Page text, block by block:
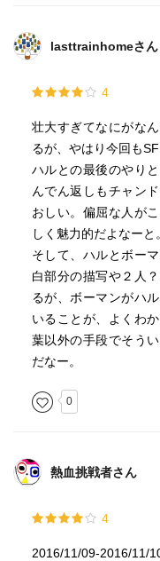
lasttrainhomeさん
4
壮大すぎてなにがな
るが、やはり今回も
ハルとの最後のやり
んでん返しもチャン
おしい。偏屈な人が
しく魅力的だよなーと。
そして、ハルとボー
白部分の描写や２人
るが、ボーマンがハ
いることが、よくわ
葉以外の手段でそう
だなー。
0
熱血挑戦者さん
4
2016/11/09-2016/11/